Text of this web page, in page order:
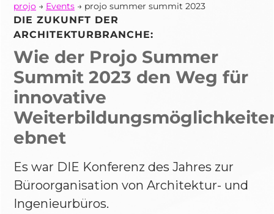
projo → Events → projo summer summit 2023
DIE ZUKUNFT DER
ARCHITEKTURBRANCHE:
Wie der Projo Summer
Summit 2023 den Weg für
innovative
ebnet
Es war DIE Konferenz des Jahres zur
Büroorganisation von Architektur- und
Ingenieurbüros.